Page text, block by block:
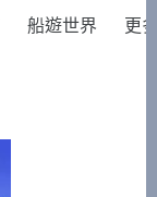
船遊世界 更